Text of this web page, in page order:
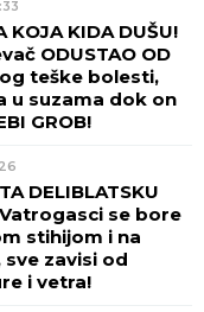
KOJA KIDA DUŠU!
ODUSTAO OD
teške bolesti,
u suzama dok on
GROB!
DELIBLATSKU
Vatrogasci se bore
stihijom i na
zavisi od
i vetra!